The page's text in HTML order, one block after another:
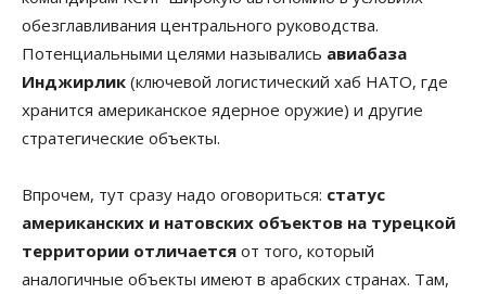
обезглавливания центрального руководства.
Потенциальными целями назывались авиабаза
Инджирлик (ключевой логистический хаб НАТО, где
хранится американское ядерное оружие) и другие
стратегические объекты.
Впрочем, тут сразу надо оговориться: статус
американских и натовских объектов на турецкой
территории отличается от того, который
аналогичные объекты имеют в арабских странах. Там,